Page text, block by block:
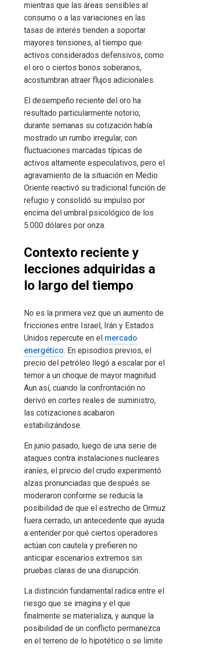
mientras que las áreas sensibles al
consumo o a las variaciones en las
tasas de interés tienden a soportar
mayores tensiones, al tiempo que
activos considerados defensivos, como
el oro o ciertos bonos soberanos,
acostumbran atraer flujos adicionales.
El desempeño reciente del oro ha
resultado particularmente notorio;
durante semanas su cotización había
mostrado un rumbo irregular, con
fluctuaciones marcadas típicas de
activos altamente especulativos, pero el
agravamiento de la situación en Medio
Oriente reactivó su tradicional función de
refugio y consolidó su impulso por
encima del umbral psicológico de los
5.000 dólares por onza.
Contexto reciente y
lecciones adquiridas a
lo largo del tiempo
No es la primera vez que un aumento de
fricciones entre Israel, Irán y Estados
Unidos repercute en el mercado
energético. En episodios previos, el
precio del petróleo llegó a escalar por el
temor a un choque de mayor magnitud.
Aun así, cuando la confrontación no
derivó en cortes reales de suministro,
las cotizaciones acabaron
estabilizándose.
En junio pasado, luego de una serie de
ataques contra instalaciones nucleares
iraníes, el precio del crudo experimentó
alzas pronunciadas que después se
moderaron conforme se reducía la
posibilidad de que el estrecho de Ormuz
fuera cerrado, un antecedente que ayuda
a entender por qué ciertos operadores
actúan con cautela y prefieren no
anticipar escenarios extremos sin
pruebas claras de una disrupción.
La distinción fundamental radica entre el
riesgo que se imagina y el que
finalmente se materializa, y aunque la
posibilidad de un conflicto permanezca
en el terreno de lo hipotético o se limite